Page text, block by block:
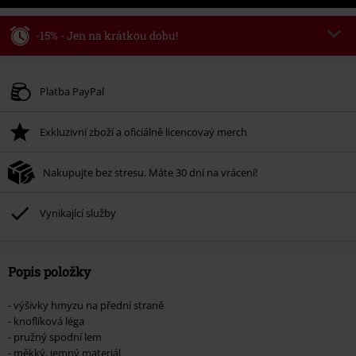
-15% - Jen na krátkou dobu!
Platné do 8/9/26
Po zadání kódu v košíku, se sleva uplatní automaticky.
Nelze kombinovat s jinými akciovými kódy. Sleva se nevztahuje na: knihy,
média, vstupenky, Rammstein, (Till) Lindemann, Böhse Onkelz, Broilers, Die
podpoříte nadaci.
Platba PayPal
Exkluzivní zboží a oficiálně licencovaý merch
Nakupujte bez stresu. Máte 30 dní na vrácení!
Vynikající služby
Popis položky
- výšivky hmyzu na přední straně
- knoflíková léga
- pružný spodní lem
- měkký, jemný materiál